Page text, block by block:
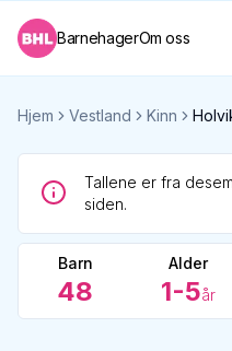
BarnehagerOm oss
Hjem Vestland Kinn
Tallene er fra
siden.
Barn
48
Alder
1-5år